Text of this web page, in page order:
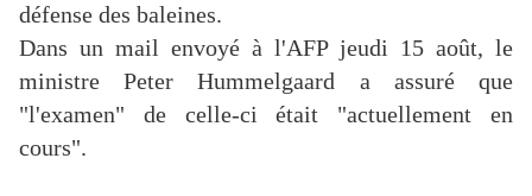
défense des baleines.
Dans un mail envoyé à l'AFP jeudi 15 août, le
ministre Peter Hummelgaard a assuré que
"l'examen" de celle-ci était "actuellement en
cours".